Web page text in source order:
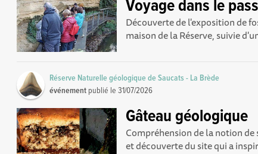
Voyage dans le
Découverte de l'exposition de
maison de la Réserve, suivie
Réserve Naturelle géologique de Saucats - La Brède
événement publié le31/07/2026
Gâteau géologique
Compréhension de la notion
et découverte du site qui a